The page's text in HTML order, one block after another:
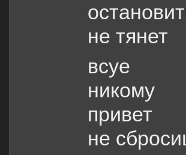
не тянет
всуе
никому
привет
не